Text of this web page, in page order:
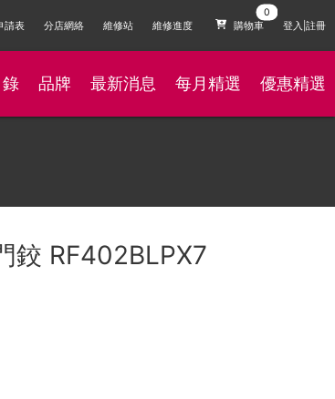
請表 分店網絡 維修站 維修進度 購物車 登入|註冊
品牌 最新消息 每月精選 優惠精選
鉸 RF402BLPX7